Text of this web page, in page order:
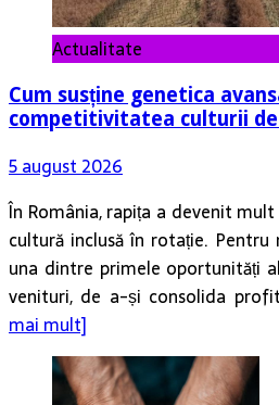
Actualitate
Cum susține genetica
competitivitatea culturii de
5 august 2026
În România, rapița a devenit
cultură inclusă în rotație.
una dintre primele oportunități
venituri, de a-și consolida
mai mult]